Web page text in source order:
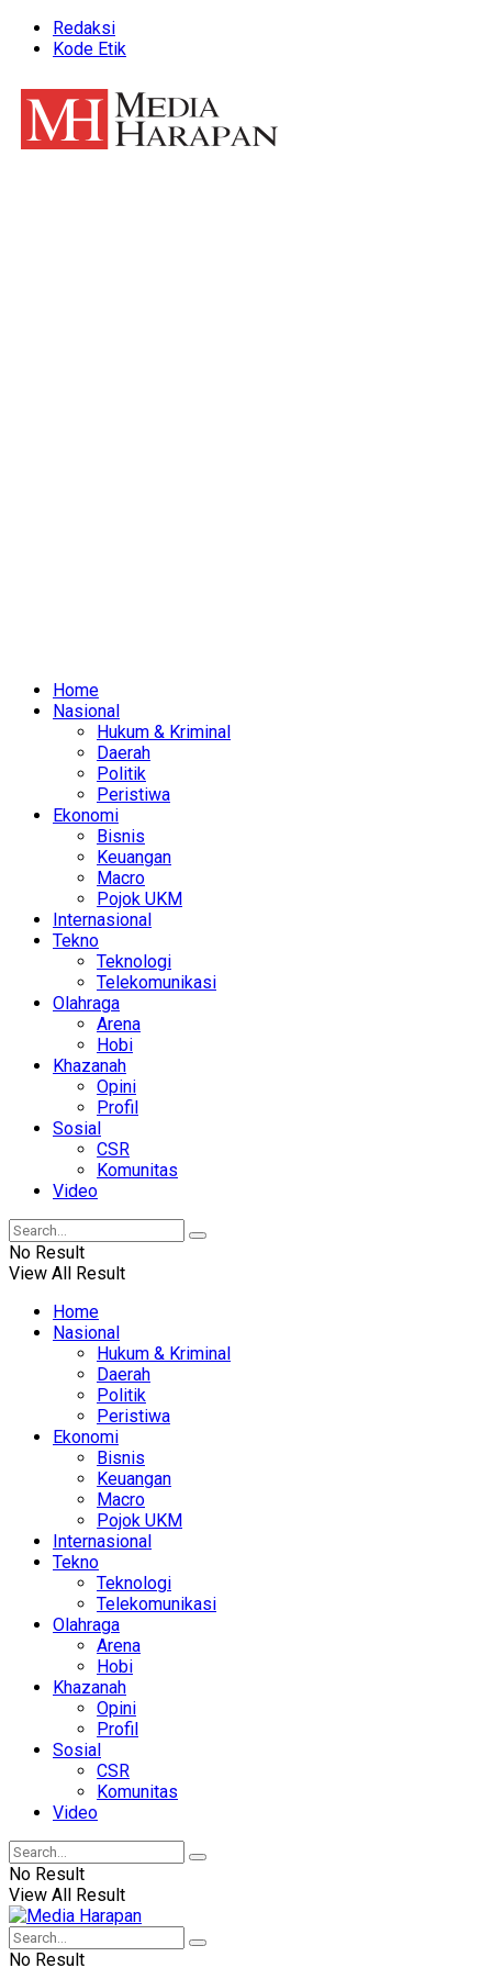
Redaksi
Kode Etik
Home
Nasional
Hukum & Kriminal
Daerah
Politik
Peristiwa
Ekonomi
Bisnis
Keuangan
Macro
Pojok UKM
Internasional
Tekno
Teknologi
Telekomunikasi
Olahraga
Arena
Hobi
Khazanah
Opini
Profil
Sosial
CSR
Komunitas
Video
No Result
View All Result
Home
Nasional
Hukum & Kriminal
Daerah
Politik
Peristiwa
Ekonomi
Bisnis
Keuangan
Macro
Pojok UKM
Internasional
Tekno
Teknologi
Telekomunikasi
Olahraga
Arena
Hobi
Khazanah
Opini
Profil
Sosial
CSR
Komunitas
Video
No Result
View All Result
No Result